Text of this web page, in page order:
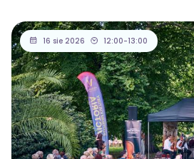
16 sie 2026 12:00-13:00